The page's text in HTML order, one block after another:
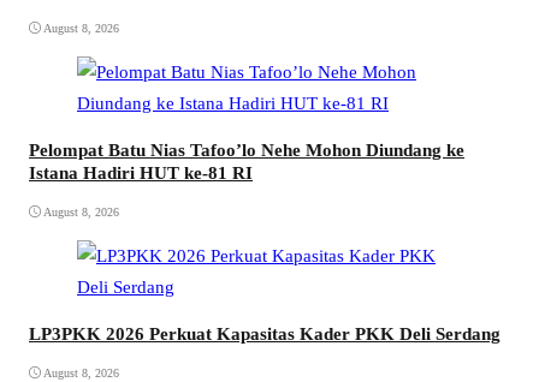
August 8, 2026
Pelompat Batu Nias Tafoo’lo Nehe Mohon Diundang ke
Istana Hadiri HUT ke-81 RI
August 8, 2026
LP3PKK 2026 Perkuat Kapasitas Kader PKK Deli Serdang
August 8, 2026